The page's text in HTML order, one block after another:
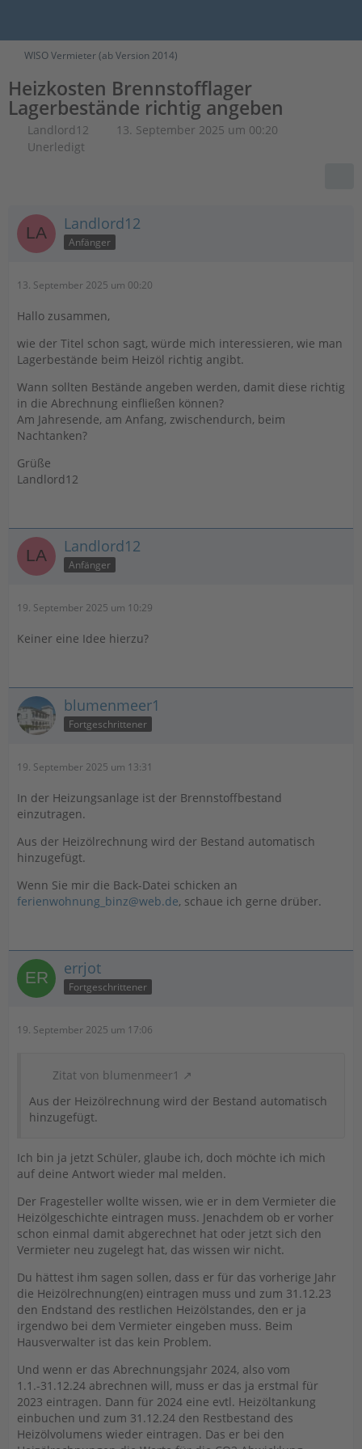
WISO Vermieter (ab Version 2014)
Heizkosten Brennstofflager
Lagerbestände richtig angeben
Landlord12
13. September 2025 um 00:20
Unerledigt
Landlord12
Anfänger
13. September 2025 um 00:20
Hallo zusammen,
wie der Titel schon sagt, würde mich interessieren, wie man
Lagerbestände beim Heizöl richtig angibt.
Wann sollten Bestände angeben werden, damit diese richtig
in die Abrechnung einfließen können?
Am Jahresende, am Anfang, zwischendurch, beim
Nachtanken?
Grüße
Landlord12
Landlord12
Anfänger
19. September 2025 um 10:29
Keiner eine Idee hierzu?
blumenmeer1
Fortgeschrittener
19. September 2025 um 13:31
In der Heizungsanlage ist der Brennstoffbestand
einzutragen.
Aus der Heizölrechnung wird der Bestand automatisch
hinzugefügt.
Wenn Sie mir die Back-Datei schicken an
ferienwohnung_binz@web.de, schaue ich gerne drüber.
errjot
Fortgeschrittener
19. September 2025 um 17:06
Zitat von blumenmeer1
Aus der Heizölrechnung wird der Bestand automatisch
hinzugefügt.
Ich bin ja jetzt Schüler, glaube ich, doch möchte ich mich
auf deine Antwort wieder mal melden.
Der Fragesteller wollte wissen, wie er in dem Vermieter die
Heizölgeschichte eintragen muss. Jenachdem ob er vorher
schon einmal damit abgerechnet hat oder jetzt sich den
Vermieter neu zugelegt hat, das wissen wir nicht.
Du hättest ihm sagen sollen, dass er für das vorherige Jahr
die Heizölrechnung(en) eintragen muss und zum 31.12.23
den Endstand des restlichen Heizölstandes, den er ja
irgendwo bei dem Vermieter eingeben muss. Beim
Hausverwalter ist das kein Problem.
Und wenn er das Abrechnungsjahr 2024, also vom
1.1.-31.12.24 abrechnen will, muss er das ja erstmal für
2023 eintragen. Dann für 2024 eine evtl. Heizöltankung
einbuchen und zum 31.12.24 den Restbestand des
Heizölvolumens wieder eintragen. Das er bei den